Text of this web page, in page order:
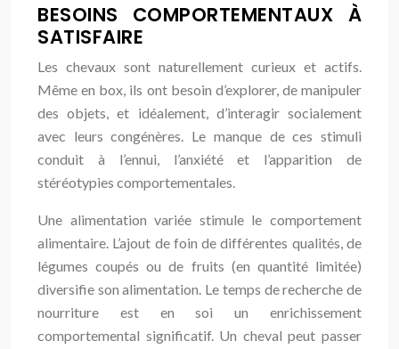
BESOINS COMPORTEMENTAUX À
SATISFAIRE
Les chevaux sont naturellement curieux et actifs.
Même en box, ils ont besoin d’explorer, de manipuler
des objets, et idéalement, d’interagir socialement
avec leurs congénères. Le manque de ces stimuli
conduit à l’ennui, l’anxiété et l’apparition de
stéréotypies comportementales.
Une alimentation variée stimule le comportement
alimentaire. L’ajout de foin de différentes qualités, de
légumes coupés ou de fruits (en quantité limitée)
diversifie son alimentation. Le temps de recherche de
nourriture est en soi un enrichissement
comportemental significatif. Un cheval peut passer